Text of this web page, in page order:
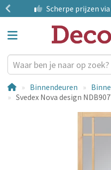
Scherpe prijzen
Binnendeuren
Svedex Nova design